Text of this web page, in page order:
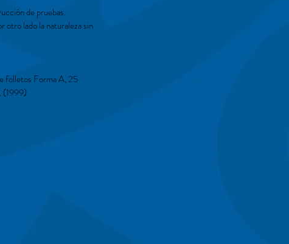
de pruebas.
otro lado la naturaleza sin
folletos Forma A, 25
(1999)